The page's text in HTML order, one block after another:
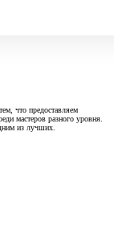
что предоставляем
мастеров разного уровня.
из лучших.